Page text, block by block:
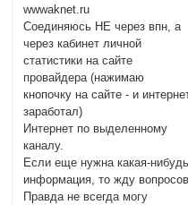
wwwaknet.ru
Соединяюсь НЕ через впн, а
через кабинет личной
статистики на сайте
провайдера (нажимаю
кнопочку на сайте - и
заработал)
Интернет по выделенному
каналу.
Если еще нужна какая-
информация, то жду
Правда не всегда могу